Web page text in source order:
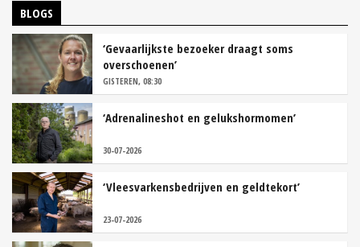
BLOGS
‘Gevaarlijkste bezoeker draagt soms
overschoenen’
GISTEREN, 08:30
‘Adrenalineshot en gelukshormomen’
30-07-2026
‘Vleesvarkensbedrijven en geldtekort’
23-07-2026